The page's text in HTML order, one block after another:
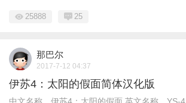
25888 25
那巴尔
2017-7-12 04:37
伊苏4：太阳的假面简体汉化版